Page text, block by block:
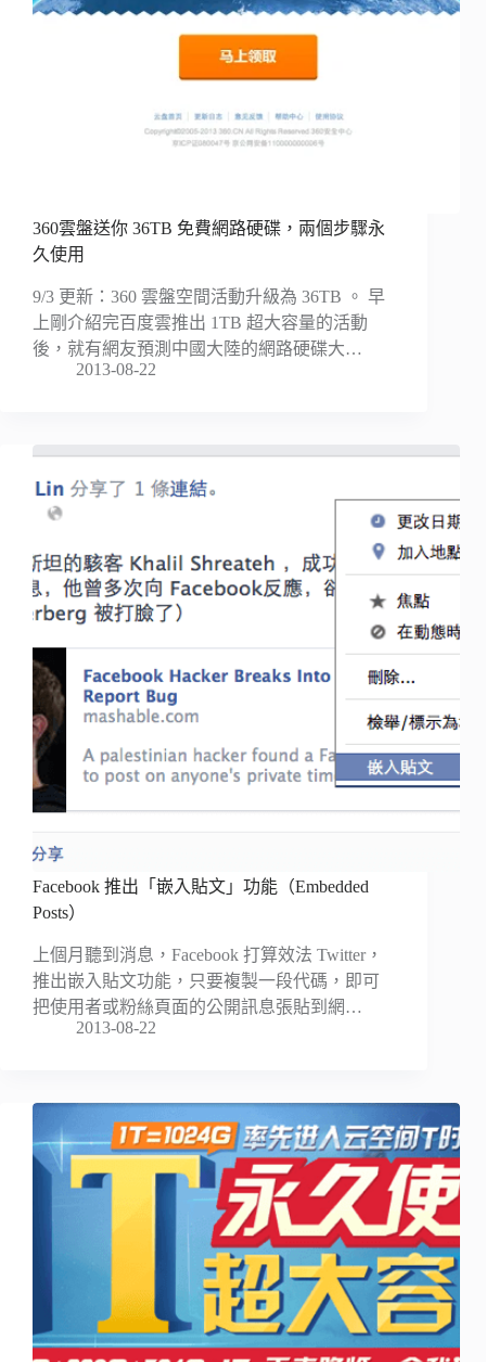
360雲盤送你 36TB 免費網路硬碟，兩個步驟永
久使用
9/3 更新：360 雲盤空間活動升級為 36TB 。 早
上剛介紹完百度雲推出 1TB 超大容量的活動
後，就有網友預測中國大陸的網路硬碟大…
2013-08-22
Facebook 推出「嵌入貼文」功能（Embedded
Posts）
上個月聽到消息，Facebook 打算效法 Twitter，
推出嵌入貼文功能，只要複製一段代碼，即可
把使用者或粉絲頁面的公開訊息張貼到網…
2013-08-22